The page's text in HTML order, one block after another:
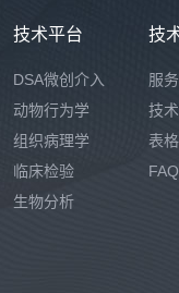
技术平台
DSA微创介入
动物行为学
组织病理学
临床检验
生物分析
技
服
技
表
FAQ